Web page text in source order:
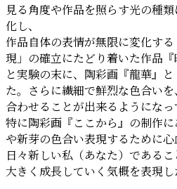
見る角度や作品を照らす光の種
化し、
作品自体の表情が無限に変化す
現」の確立にたどり着いた作品
と実験の末に、陶彩画『龍華』
た。さらに繊細で鮮烈な色合い
合わせることが出来るようになっ
特に陶彩画『ここから』の制作
や新芽の色合い表現するために心
日々新しい私（あなた）である
大きく成長していく気概を表現し